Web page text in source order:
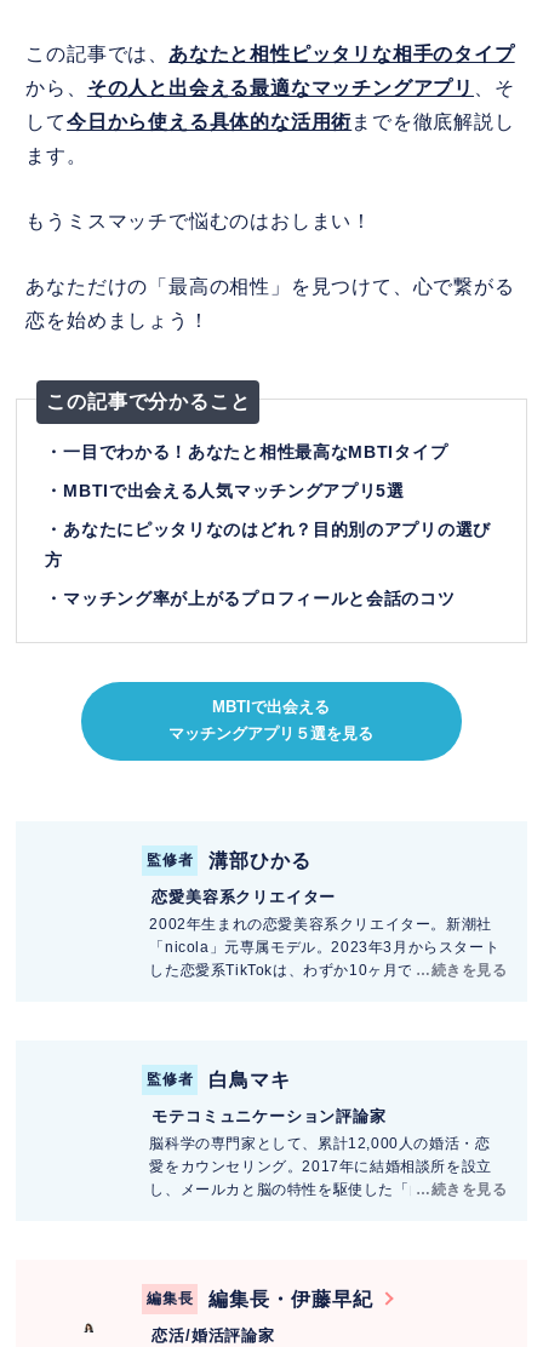
この記事では、 あなたと相性ピッタリな相手のタイプ
から、 その人と出会える最適なマッチングアプリ
、そ
して今日から使える具体的な活用術 までを徹底解説し
ます。
もうミスマッチで悩むのはおしまい！
あなただけの「最高の相性」を見つけて、心で繋がる
恋を始めましょう！
この記事で分かること
・一目でわかる！あなたと相性最高なMBTIタイプ
・MBTIで出会える人気マッチングアプリ5選
・あなたにピッタリなのはどれ？目的別のアプリの選び
方
・マッチング率が上がるプロフィールと会話のコツ
MBTIで出会える
マッチングアプリ５選を見る
監修者 溝部ひかる
恋愛美容系クリエイター
2002年生まれの恋愛美容系クリエイター。新潮社
「nicola」元専属モデル。2023年3月からスタート
した恋愛系TikTokは、わずか10ヶ月で25万人を突
を集めている。
▼SNS情報
Youtube：登録者数15.7万人
監修者 白鳥マキ
モテコミュニケーション評論家
脳科学の専門家として、累計12,000人の婚活・恋
愛をカウンセリング。2017年に結婚相談所を設立
し、メールカと脳の特性を駆使した「白鳥メソッ
く「1分彼女の法則」も出版。
NHK Eテレや日本テレビ「メレンゲの気持ち」、
雑誌anan他、多数メディアに出演。
編集長 編集長・伊藤早紀
恋活/婚活評論家